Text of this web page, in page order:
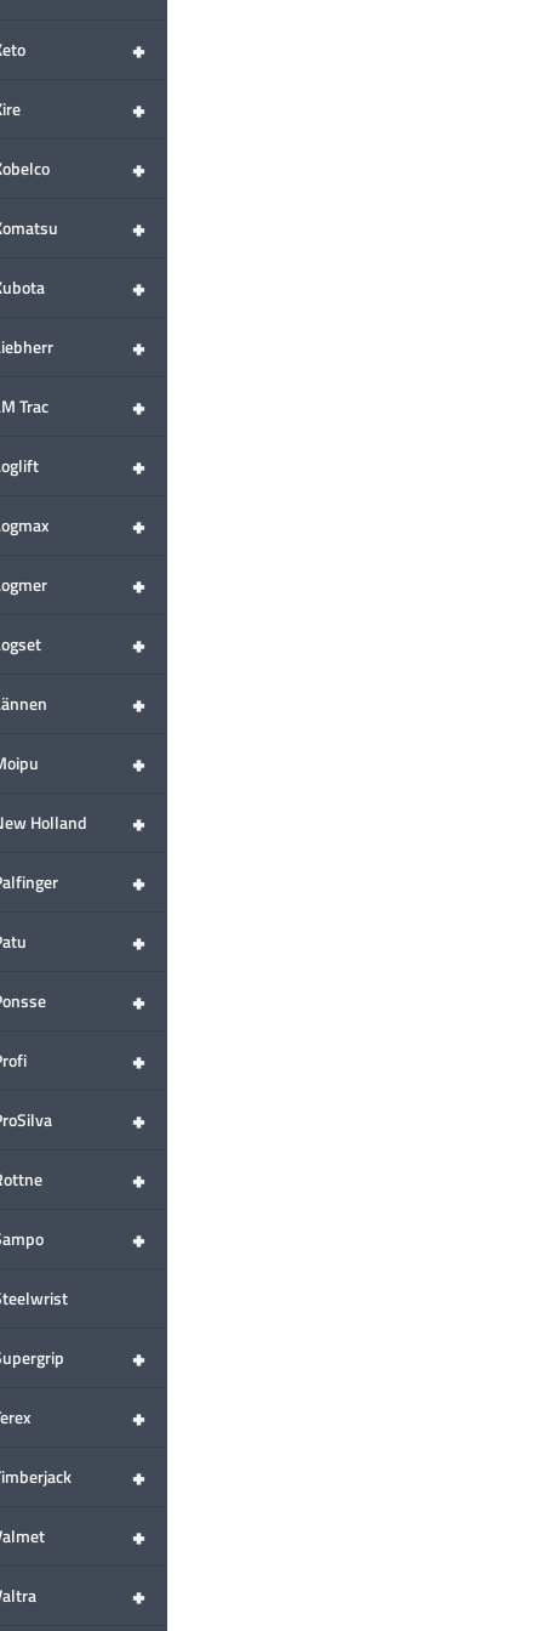
+
+
+
+
+
+
+
Trac
+
+
+
+
+
+
+
Holland
+
+
+
+
+
+
+
+
+
+
+
+